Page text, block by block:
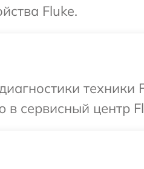
Fluke.
в сервисный центр